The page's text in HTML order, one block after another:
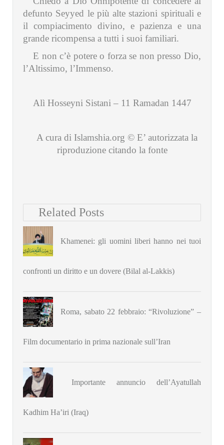
defunto Seyyed le più alte stazioni spirituali e
il compiacimento divino, e pazienza e una
grande ricompensa a tutti i suoi familiari.
E non c’è potere o forza se non presso Dio,
l’Altissimo, l’Immenso.
Alì Hosseyni Sistani – 11 Ramadan 1447
A cura di Islamshia.org © E’ autorizzata la
riproduzione citando la fonte
Related Posts
Khamenei: gli uomini liberi hanno nei tuoi
confronti un diritto e un dovere (Bilal al-Lakkis)
Roma, sabato 22 febbraio: “Rivoluzione” –
Film documentario in prima nazionale sull’Iran
Importante annuncio dell’Ayatullah
Kadhim Ha’iri (Iraq)